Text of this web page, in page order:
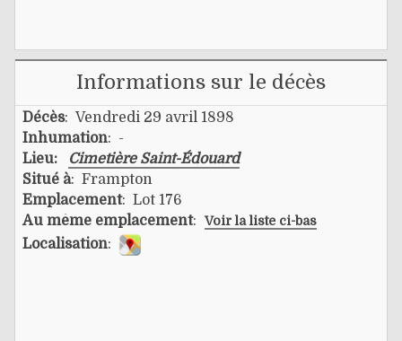
Informations sur le décès
Décès: Vendredi 29 avril 1898
Inhumation: -
Lieu:
Cimetière Saint-Édouard
Situé à: Frampton
Emplacement: Lot 176
Au même emplacement: Voir la liste ci-bas
Localisation: